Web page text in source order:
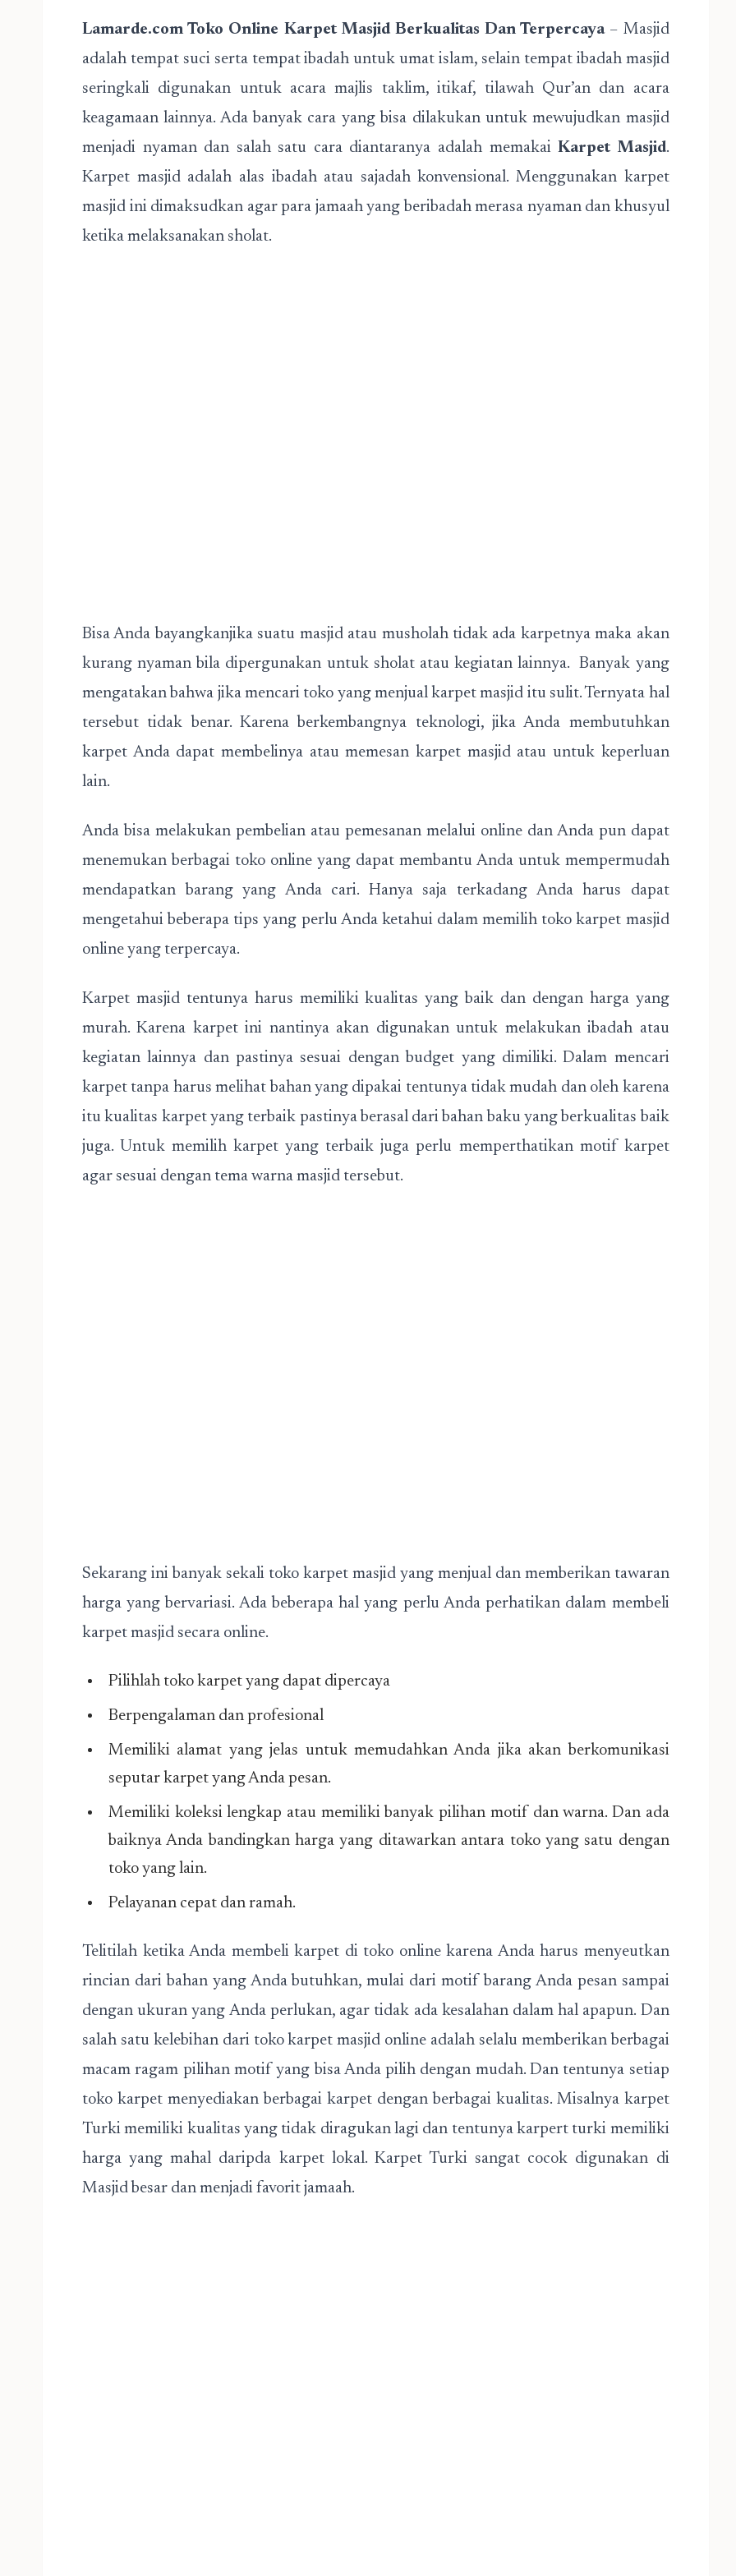
Lamarde.com Toko Online Karpet Masjid Berkualitas Dan Terpercaya– Masjid
adalah tempat suci serta tempat ibadah untuk umat islam, selain tempat ibadah masjid
seringkali digunakan untuk acara majlis taklim, itikaf, tilawah Qur’an dan acara
keagamaan lainnya. Ada banyak cara yang bisa dilakukan untuk mewujudkan masjid
menjadi nyaman dan salah satu cara diantaranya adalah memakaiKarpet Masjid.
Karpet masjid adalah alas ibadah atau sajadah konvensional. Menggunakan karpet
masjid ini dimaksudkan agar para jamaah yang beribadah merasa nyaman dan khusyul
ketika melaksanakan sholat.
Bisa Anda bayangkanjika suatu masjid atau musholah tidak ada karpetnya maka akan
kurang nyaman bila dipergunakan untuk sholat atau kegiatan lainnya. Banyak yang
mengatakan bahwa jika mencari toko yang menjual karpet masjid itu sulit. Ternyata hal
tersebut tidak benar. Karena berkembangnya teknologi, jika Anda membutuhkan
karpet Anda dapat membelinya atau memesan karpet masjid atau untuk keperluan
lain.
Anda bisa melakukan pembelian atau pemesanan melalui online dan Anda pun dapat
menemukan berbagai toko online yang dapat membantu Anda untuk mempermudah
mendapatkan barang yang Anda cari. Hanya saja terkadang Anda harus dapat
mengetahui beberapa tips yang perlu Anda ketahui dalam memilih toko karpet masjid
online yang terpercaya.
Karpet masjid tentunya harus memiliki kualitas yang baik dan dengan harga yang
murah. Karena karpet ini nantinya akan digunakan untuk melakukan ibadah atau
kegiatan lainnya dan pastinya sesuai dengan budget yang dimiliki. Dalam mencari
karpet tanpa harus melihat bahan yang dipakai tentunya tidak mudah dan oleh karena
itu kualitas karpet yang terbaik pastinya berasal dari bahan baku yang berkualitas baik
juga. Untuk memilih karpet yang terbaik juga perlu memperthatikan motif karpet
agar sesuai dengan tema warna masjid tersebut.
Sekarang ini banyak sekali toko karpet masjid yang menjual dan memberikan tawaran
harga yang bervariasi. Ada beberapa hal yang perlu Anda perhatikan dalam membeli
karpet masjid secara online.
Pilihlah toko karpet yang dapat dipercaya
Berpengalaman dan profesional
Memiliki alamat yang jelas untuk memudahkan Anda jika akan berkomunikasi
seputar karpet yang Anda pesan.
Memiliki koleksi lengkap atau memiliki banyak pilihan motif dan warna. Dan ada
baiknya Anda bandingkan harga yang ditawarkan antara toko yang satu dengan
toko yang lain.
Pelayanan cepat dan ramah.
Telitilah ketika Anda membeli karpet di toko online karena Anda harus menyeutkan
rincian dari bahan yang Anda butuhkan, mulai dari motif barang Anda pesan sampai
dengan ukuran yang Anda perlukan, agar tidak ada kesalahan dalam hal apapun. Dan
salah satu kelebihan dari toko karpet masjid online adalah selalu memberikan berbagai
macam ragam pilihan motif yang bisa Anda pilih dengan mudah. Dan tentunya setiap
toko karpet menyediakan berbagai karpet dengan berbagai kualitas. Misalnya karpet
Turki memiliki kualitas yang tidak diragukan lagi dan tentunya karpert turki memiliki
harga yang mahal daripda karpet lokal. Karpet Turki sangat cocok digunakan di
Masjid besar dan menjadi favorit jamaah.